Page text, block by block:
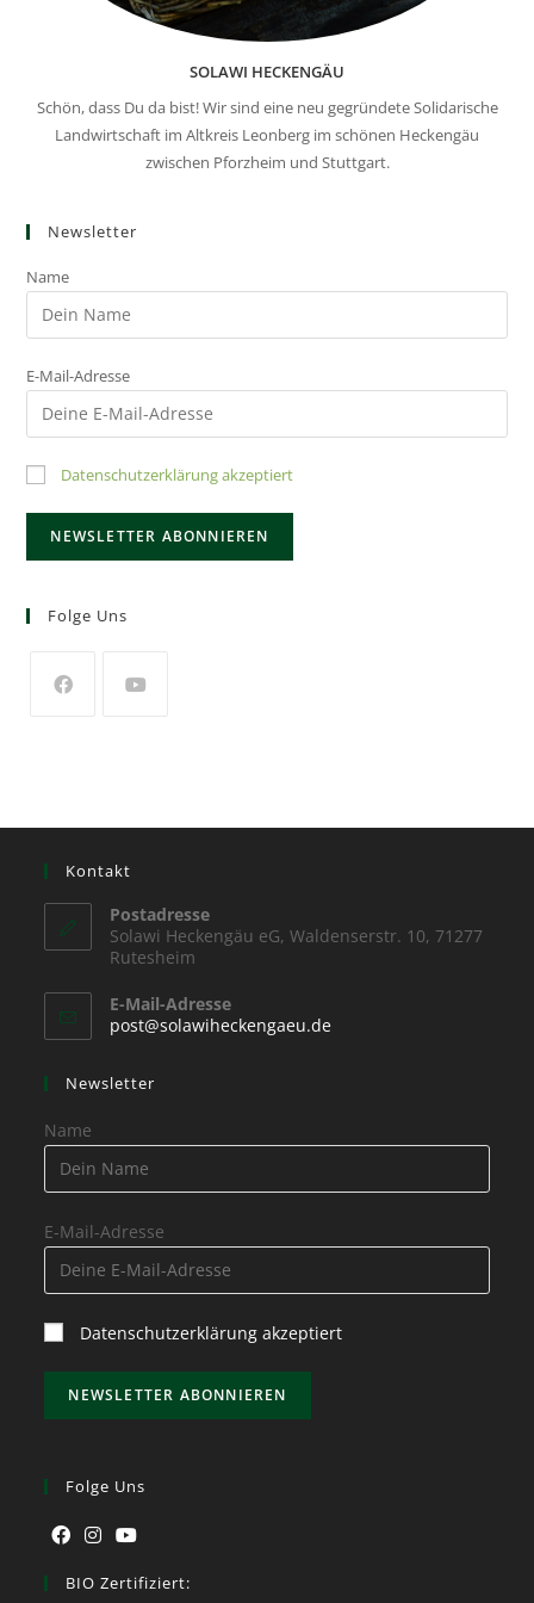
SOLAWI HECKENGÄU
Schön, dass Du da bist! Wir sind eine neu gegründete Solidarische
Landwirtschaft im Altkreis Leonberg im schönen Heckengäu
zwischen Pforzheim und Stuttgart.
Newsletter
Name
E-Mail-Adresse
Datenschutzerklärung akzeptiert
Folge Uns
Kontakt
Postadresse
Solawi Heckengäu eG, Waldenserstr. 10, 71277
Rutesheim
E-Mail-Adresse
post@solawiheckengaeu.de
Newsletter
Name
E-Mail-Adresse
Datenschutzerklärung akzeptiert
Folge Uns
BIO Zertifiziert: